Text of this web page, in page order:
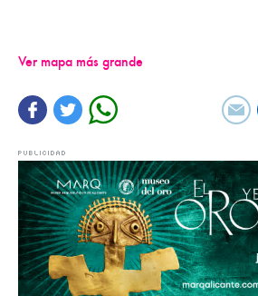
Ver mapa más grande